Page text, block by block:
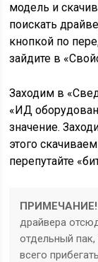
модель и
поискать
кнопкой по
зайдите в
Заходим в
«ИД
значение.
этого
перепутайте
ПРИМЕЧАНИЕ!
драйвера
отдельный пак,
всего